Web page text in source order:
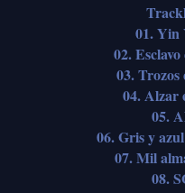
01. Yin
02.
03. Trozos
04. Alzar
05.
06. Gris y
07. Mil
08.